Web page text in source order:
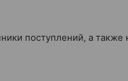
поступлений, а также